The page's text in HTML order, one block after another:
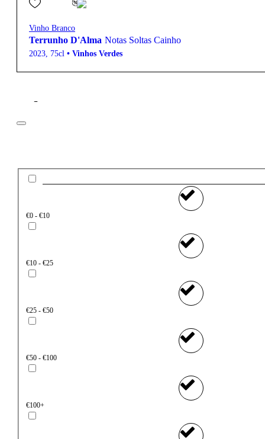
Vinho Branco
Terrunho D'Alma Notas Soltas Cainho
2023, 75cl • Vinhos Verdes
Filtros
€0 - €10
€10 - €25
€25 - €50
€50 - €100
€100+